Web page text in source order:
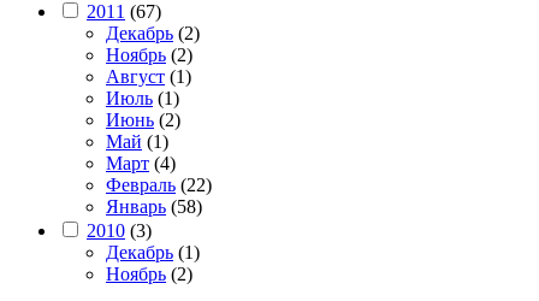
2011 (67)
Декабрь (2)
Ноябрь (2)
Август (1)
Июль (1)
Июнь (2)
Май (1)
Март (4)
Февраль (22)
Январь (58)
2010 (3)
Декабрь (1)
Ноябрь (2)